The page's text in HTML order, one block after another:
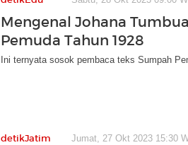
Mengenal Johana
Pemuda Tahun 1928
Ini ternyata sosok pembaca teks Sumpah
detikJatim Jumat, 27 Okt 2023 15:30